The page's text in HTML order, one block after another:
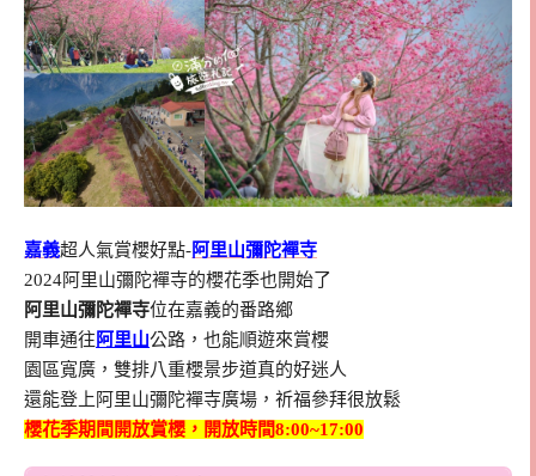
嘉義超人氣賞櫻好點-阿里山彌陀襌寺
2024阿里山彌陀襌寺的櫻花季也開始了
阿里山彌陀襌寺位在嘉義的番路鄉
開車通往阿里山公路，也能順遊來賞櫻
園區寬廣，雙排八重櫻景步道真的好迷人
還能登上阿里山彌陀襌寺廣場，祈福參拜很放鬆
櫻花季期間開放賞櫻，開放時間8:00~17:00